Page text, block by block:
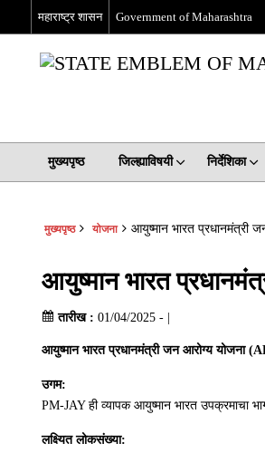
महाराष्ट्र शासन Government of Maharashtra
मुख्यपृष्ठ जिल्ह्याविषयी निर्देशिका
मुख्यपृष्ठ योजना आयुष्मान भारत प्रधानमंत्री
आयुष्मान भारत
तारीख : 01/04/2025 - |
आयुष्मान भारत प्रधानमंत्री जन आरोग्य योजना
उगम:
PM-JAY ही व्यापक आयुष्मान भारत उपक्रमाचा
लक्ष्यित लोकसंख्या: